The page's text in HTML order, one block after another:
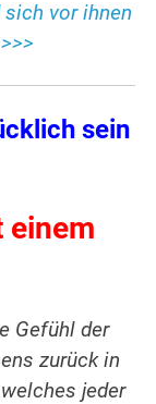
vor ihnen
sein
einem
Gefühl der
zurück in
jeder